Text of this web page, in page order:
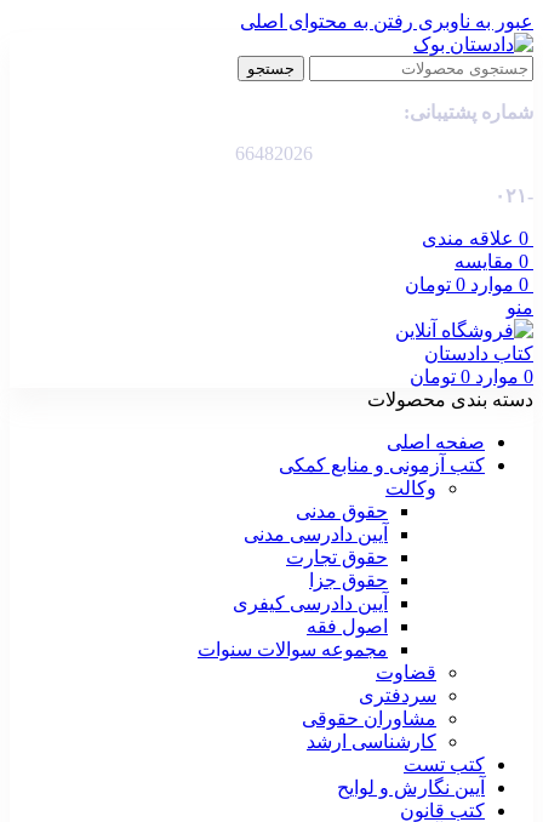
عبور به ناوبری رفتن به محتوای اصلی
جستجو
شماره پشتیبانی:
66482026
-۰۲۱
0 علاقه مندی
0 مقایسه
0 موارد 0 تومان
منو
0 موارد 0 تومان
دسته بندی محصولات
صفحه اصلی
کتب آزمونی و منابع کمکی
وکالت
حقوق مدنی
آیین دادرسی مدنی
حقوق تجارت
حقوق جزا
آیین دادرسی کیفری
اصول فقه
مجموعه سوالات سنوات
قضاوت
سردفتری
مشاوران حقوقی
کارشناسی ارشد
کتب تست
آیین نگارش و لوایح
کتب قانون